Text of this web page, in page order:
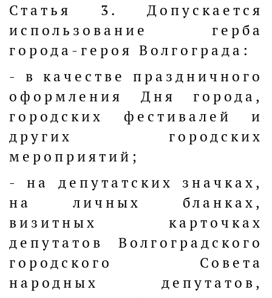
Статья 3. Допускается
использование герба
города-героя Волгограда:
- в качестве праздничного
оформления Дня города,
городских фестивалей и
других городских
мероприятий;
- на депутатских значках,
на личных бланках,
визитных карточках
депутатов Волгоградского
городского Совета
народных депутатов,